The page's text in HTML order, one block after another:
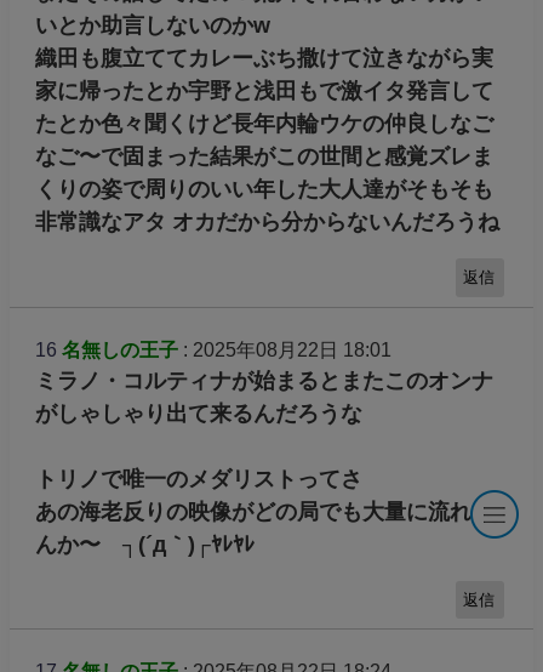
いとか助言しないのかw
織田も腹立ててカレーぶち撒けて泣きながら実
家に帰ったとか宇野と浅田もで激イタ発言して
たとか色々聞くけど長年内輪ウケの仲良しなご
なご〜で固まった結果がこの世間と感覚ズレま
くりの姿で周りのいい年した大人達がそもそも
非常識なアタ オカだから分からないんだろうね
返信
16 名無しの王子: 2025年08月22日 18:01
ミラノ・コルティナが始まるとまたこのオンナ
がしゃしゃり出て来るんだろうな
トリノで唯一のメダリストってさ
あの海老反りの映像がどの局でも大量に流れる
んか〜 ┐(´д｀)┌ﾔﾚﾔﾚ
返信